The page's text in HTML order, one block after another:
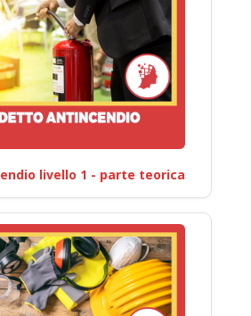
livello 1 - parte teorica